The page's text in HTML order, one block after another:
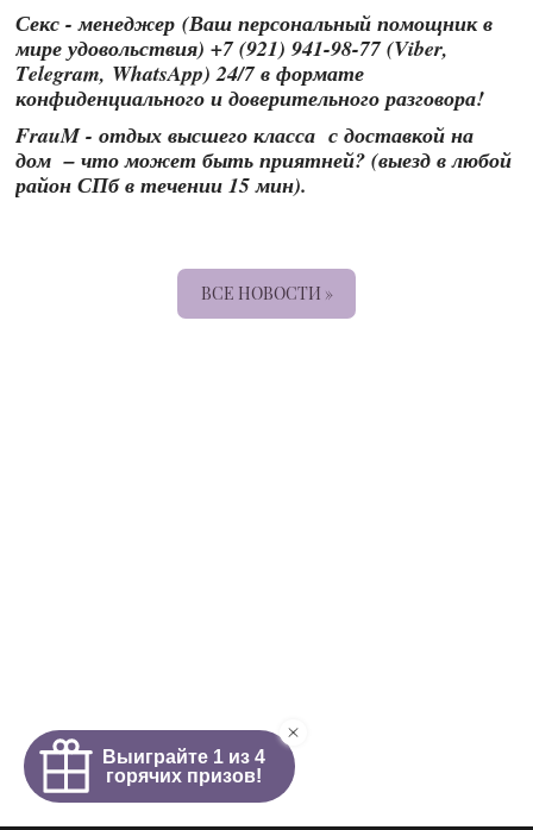
Секс - менеджер (Ваш персональный помощник в
мире удовольствия) +7 (921) 941-98-77 (Viber,
Telegram, WhatsApp) 24/7 в формате
конфиденциального и доверительного разговора!
FrauM - отдых высшего класса с доставкой на
дом – что может быть приятней? (выезд в любой
район СПб в течении 15 мин).
ВСЕ НОВОСТИ »